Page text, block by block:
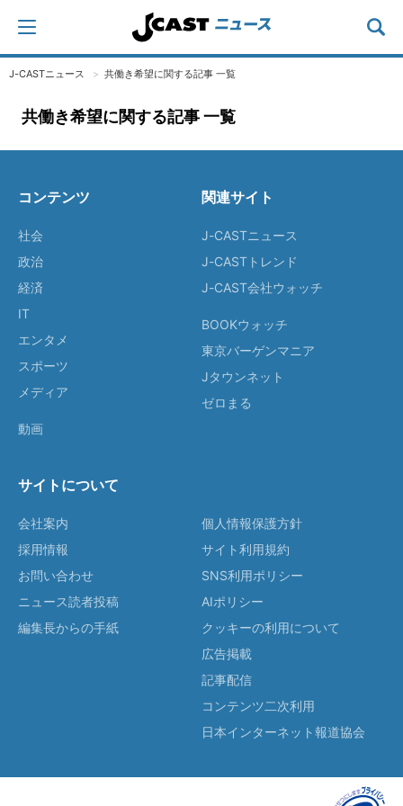
J-CASTニュース 共働き希望に関する記事 一覧
共働き希望に関する記事 一覧
コンテンツ
社会
政治
経済
IT
エンタメ
スポーツ
メディア
動画
関連サイト
J-CASTニュース
J-CASTトレンド
J-CAST会社ウォッチ
BOOKウォッチ
東京バーゲンマニア
Jタウンネット
ゼロまる
サイトについて
会社案内
採用情報
お問い合わせ
ニュース読者投稿
編集長からの手紙
個人情報保護方針
サイト利用規約
SNS利用ポリシー
AIポリシー
クッキーの利用について
広告掲載
記事配信
コンテンツ二次利用
日本インターネット報道協会